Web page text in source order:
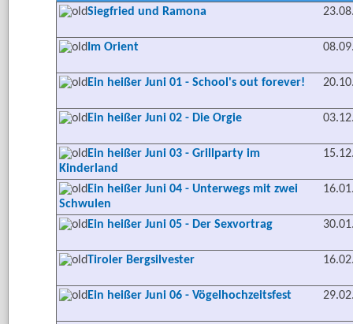
Siegfried und Ramona
Im Orient
Ein heißer Juni 01 - School's out forever!
Ein heißer Juni 02 - Die Orgie
Ein heißer Juni 03 - Grillparty im
Kinderland
Ein heißer Juni 04 - Unterwegs mit zwei
Schwulen
Ein heißer Juni 05 - Der Sexvortrag
Tiroler Bergsilvester
Ein heißer Juni 06 - Vögelhochzeitsfest